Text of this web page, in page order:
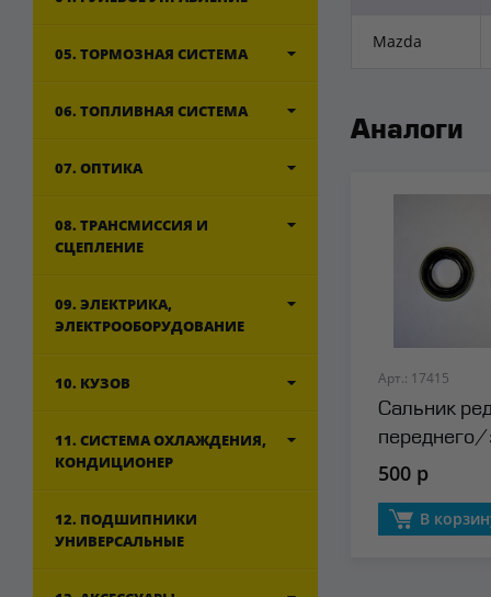
05. ТОРМОЗНАЯ СИСТЕМА
06. ТОПЛИВНАЯ СИСТЕМА
07. ОПТИКА
08. ТРАНСМИССИЯ И
СЦЕПЛЕНИЕ
09. ЭЛЕКТРИКА,
ЭЛЕКТРООБОРУДОВАНИЕ
10. КУЗОВ
11. СИСТЕМА ОХЛАЖДЕНИЯ,
КОНДИЦИОНЕР
12. ПОДШИПНИКИ
УНИВЕРСАЛЬНЫЕ
Mazda
Аналоги
Арт.: 17415
Сальник
переднего/
моста
500 р
В